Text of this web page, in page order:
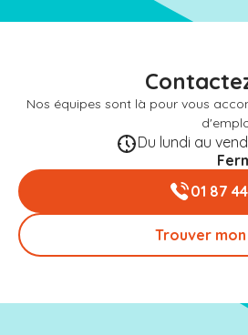
Nos équipes sont là pour vous
Du lundi au
01 87
Trouver